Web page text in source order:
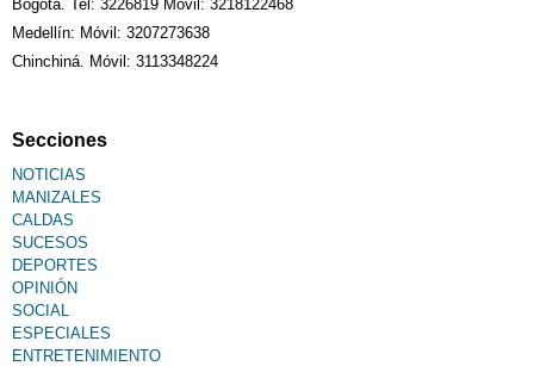
Bogotá. Tel: 3226819 Móvil: 3218122468
Medellín: Móvil: 3207273638
Chinchiná. Móvil: 3113348224
Secciones
NOTICIAS
MANIZALES
CALDAS
SUCESOS
DEPORTES
OPINIÓN
SOCIAL
ESPECIALES
ENTRETENIMIENTO